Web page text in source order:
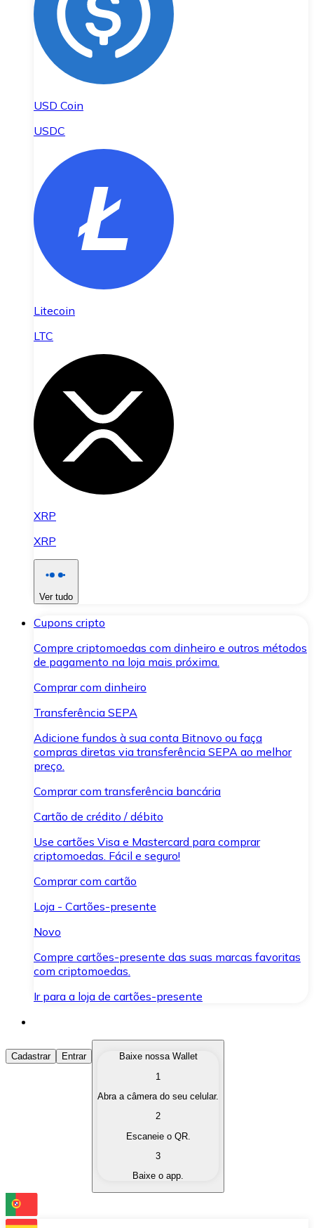
USD Coin
USDC
Litecoin
LTC
XRP
XRP
Ver tudo
Cupons cripto
Compre criptomoedas com dinheiro e outros métodos
de pagamento na loja mais próxima.
Comprar com dinheiro
Transferência SEPA
Adicione fundos à sua conta Bitnovo ou faça
compras diretas via transferência SEPA ao melhor
preço.
Comprar com transferência bancária
Cartão de crédito / débito
Use cartões Visa e Mastercard para comprar
criptomoedas. Fácil e seguro!
Comprar com cartão
Loja - Cartões-presente
Novo
Compre cartões-presente das suas marcas favoritas
com criptomoedas.
Ir para a loja de cartões-presente
Comprar Criptomoedas
Compre as criptomoedas de seu interesse de forma
Converta suas criptomoedas em moeda fiduciária
Troque uma criptomoeda por outra
Cadastrar Entrar
Baixe nossa Wallet
1
Abra a câmera do seu celular.
2
Escaneie o QR.
3
Baixe o app.